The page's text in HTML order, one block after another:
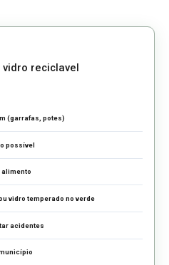
reciclavel
(garrafas, potes)
possível
alimento
vidro temperado no verde
acidentes